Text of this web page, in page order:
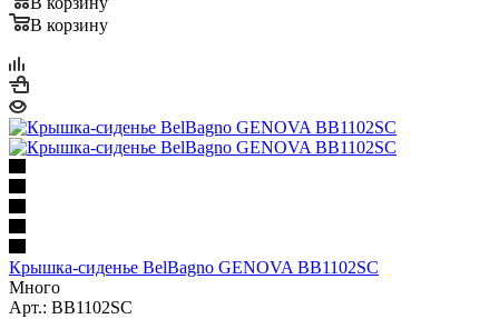
В корзину
Крышка-сиденье BelBagno GENOVA BB1102SC
Много
Арт.: BB1102SC